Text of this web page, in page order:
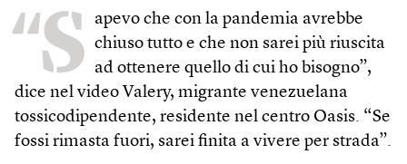
“S
apevo che con la pandemia avrebbe
chiuso tutto e che non sarei più riuscita
ad ottenere quello di cui ho bisogno”,
dice nel video Valery, migrante venezuelana
tossicodipendente, residente nel centro Oasis. “Se
fossi rimasta fuori, sarei finita a vivere per strada”.